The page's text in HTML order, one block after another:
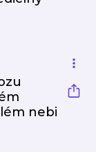
nebi